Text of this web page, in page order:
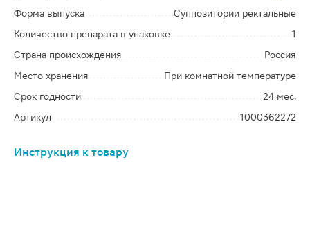
Форма выпуска
Суппозитории ректальные
Количество препарата в упаковке
1
Страна происхождения
Россия
Место хранения
При комнатной температуре
Срок годности
24 мес.
Артикул
1000362272
Инструкция к товару